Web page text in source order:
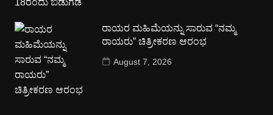
ರಾಯರ ಮಹಿಮೆಯನ್ನು ಸಾರುವ “ನಮ್ಮ
ರಾಯರು” ಚಿತ್ರೀಕರಣ ಆರಂಭ
August 7, 2026